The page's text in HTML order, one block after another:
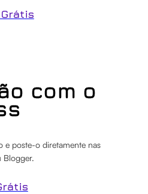
com o
e poste-o diretamente nas
Blogger.